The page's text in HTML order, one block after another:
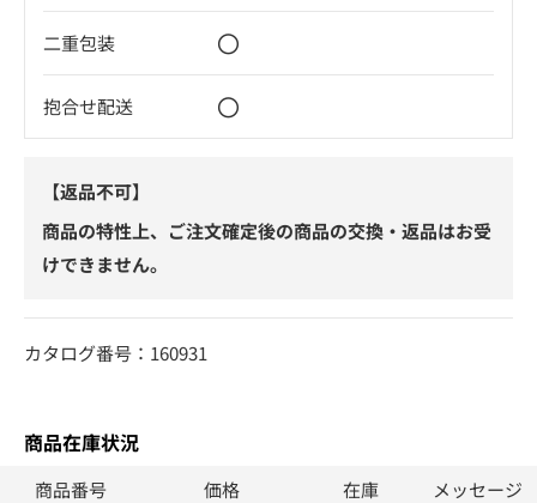
二重包装 〇
抱合せ配送 〇
【返品不可】
商品の特性上、ご注文確定後の商品の交換・返品はお受
けできません。
カタログ番号：160931
商品在庫状況
商品番号 価格 在庫
メッセージ